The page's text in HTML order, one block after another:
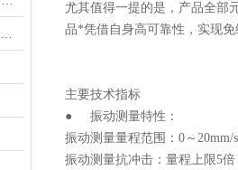
尤其值得一提的是，产品全部
品*凭借自身高可靠性，实现免
主要技术指标
● 振动测量特性：
振动测量量程范围：0～
振动测量抗冲击：量程上限